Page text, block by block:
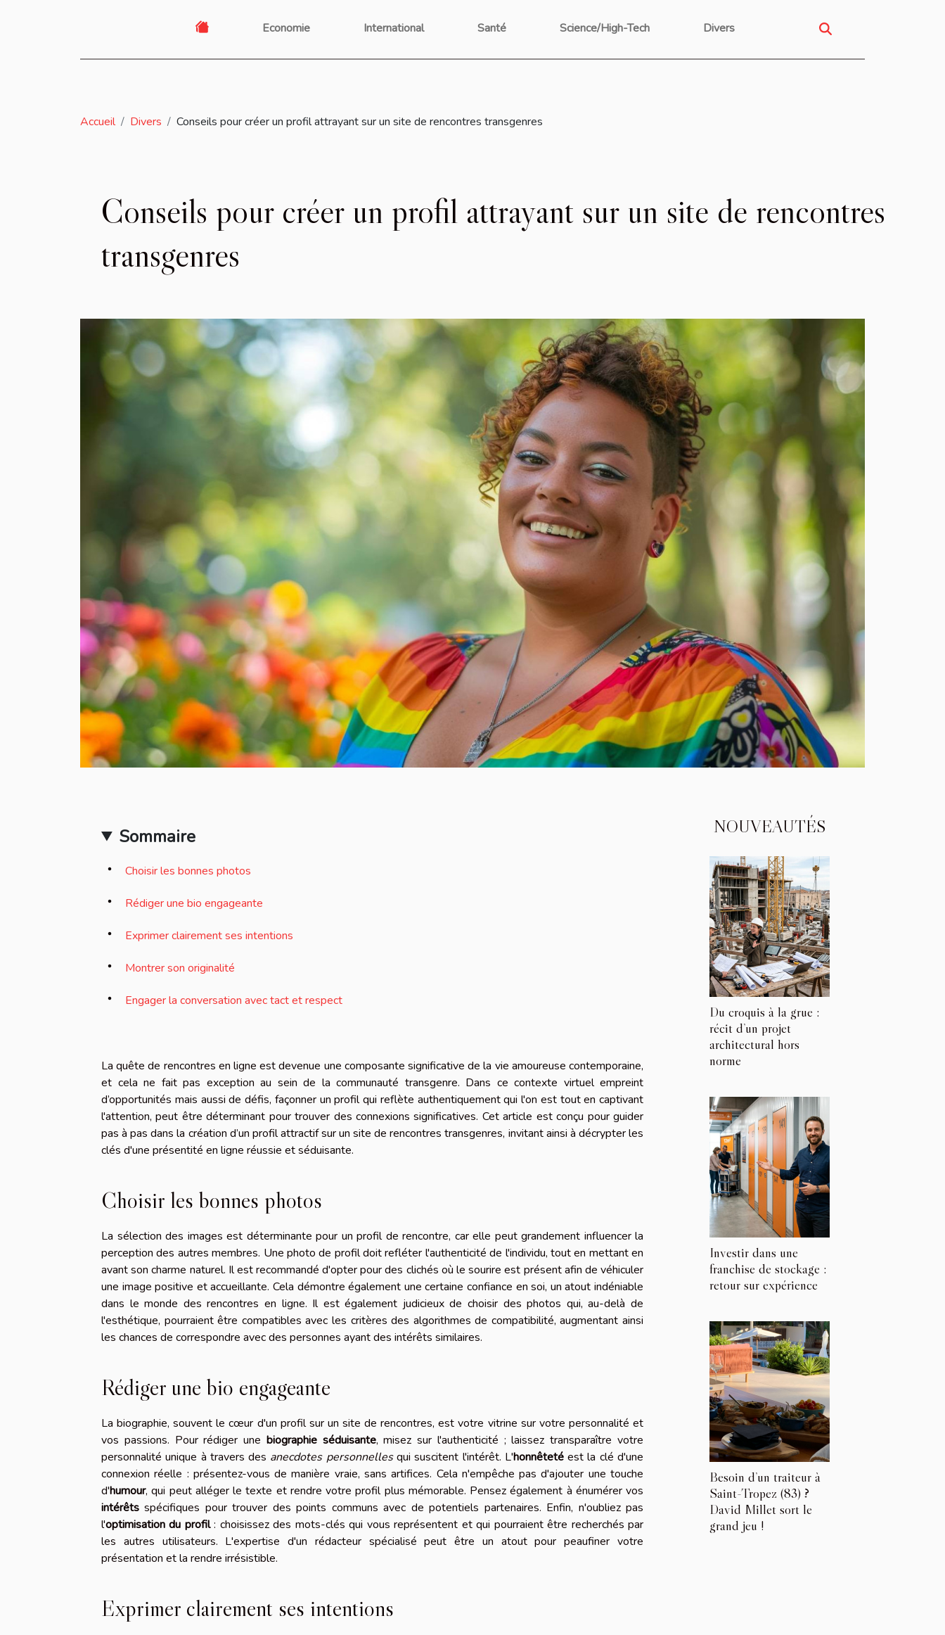
Economie International Santé Science/High-Tech Divers
Accueil Divers Conseils pour créer un profil attrayant sur un site de rencontres transgenres
Conseils pour créer un profil attrayant sur un site de rencontres
transgenres
Sommaire
Choisir les bonnes photos
Rédiger une bio engageante
Exprimer clairement ses intentions
Montrer son originalité
Engager la conversation avec tact et respect
La quête de rencontres en ligne est devenue une composante significative de la vie amoureuse contemporaine,
et cela ne fait pas exception au sein de la communauté transgenre. Dans ce contexte virtuel empreint
d’opportunités mais aussi de défis, façonner un profil qui reflète authentiquement qui l'on est tout en captivant
l'attention, peut être déterminant pour trouver des connexions significatives. Cet article est conçu pour guider
pas à pas dans la création d’un profil attractif sur un site de rencontres transgenres, invitant ainsi à décrypter les
clés d'une présentité en ligne réussie et séduisante.
Choisir les bonnes photos
La sélection des images est déterminante pour un profil de rencontre, car elle peut grandement influencer la
perception des autres membres. Une photo de profil doit refléter l'authenticité de l'individu, tout en mettant en
avant son charme naturel. Il est recommandé d'opter pour des clichés où le sourire est présent afin de véhiculer
une image positive et accueillante. Cela démontre également une certaine confiance en soi, un atout indéniable
dans le monde des rencontres en ligne. Il est également judicieux de choisir des photos qui, au-delà de
l'esthétique, pourraient être compatibles avec les critères des algorithmes de compatibilité, augmentant ainsi
les chances de correspondre avec des personnes ayant des intérêts similaires.
Rédiger une bio engageante
La biographie, souvent le cœur d'un profil sur un site de rencontres, est votre vitrine sur votre personnalité et
vos passions. Pour rédiger une biographie séduisante, misez sur l'authenticité ; laissez transparaître votre
personnalité unique à travers des anecdotes personnellesqui suscitent l'intérêt. L'honnêtetéest la clé d'une
connexion réelle : présentez-vous de manière vraie, sans artifices. Cela n'empêche pas d'ajouter une touche
d'humour, qui peut alléger le texte et rendre votre profil plus mémorable. Pensez également à énumérer vos
intérêts spécifiques pour trouver des points communs avec de potentiels partenaires. Enfin, n'oubliez pas
l'optimisation du profil: choisissez des mots-clés qui vous représentent et qui pourraient être recherchés par
les autres utilisateurs. L'expertise d'un rédacteur spécialisé peut être un atout pour peaufiner votre
présentation et la rendre irrésistible.
Exprimer clairement ses intentions
NOUVEAUTÉS
Du croquis à la grue :
récit d’un projet
architectural hors
norme
Investir dans une
franchise de stockage :
retour sur expérience
Besoin d’un traiteur à
Saint-Tropez (83) ?
David Millet sort le
grand jeu !